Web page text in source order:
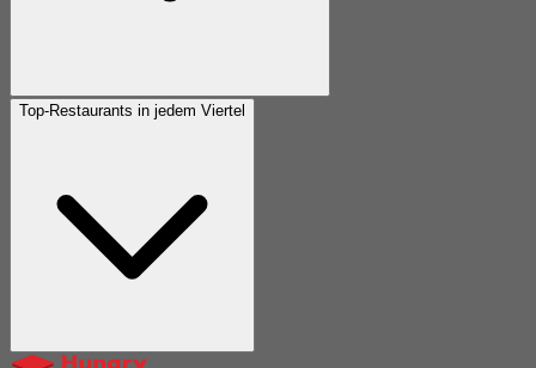
Top-Restaurants in jedem Viertel